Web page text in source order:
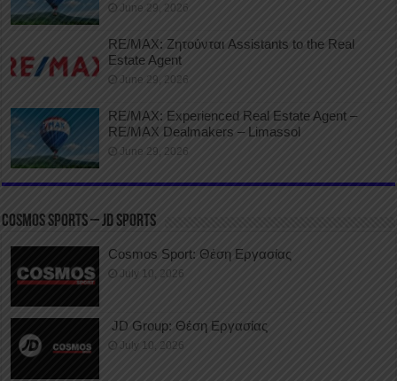
June 29, 2026
RE/MAX: Ζητούνται Assistants to the Real
Estate Agent
June 29, 2026
RE/MAX: Experienced Real Estate Agent –
RE/MAX Dealmakers – Limassol
June 29, 2026
COSMOS SPORTS – JD SPORTS
Cosmos Sport: Θέση Εργασίας
July 10, 2026
JD Group: Θέση Εργασίας
July 10, 2026